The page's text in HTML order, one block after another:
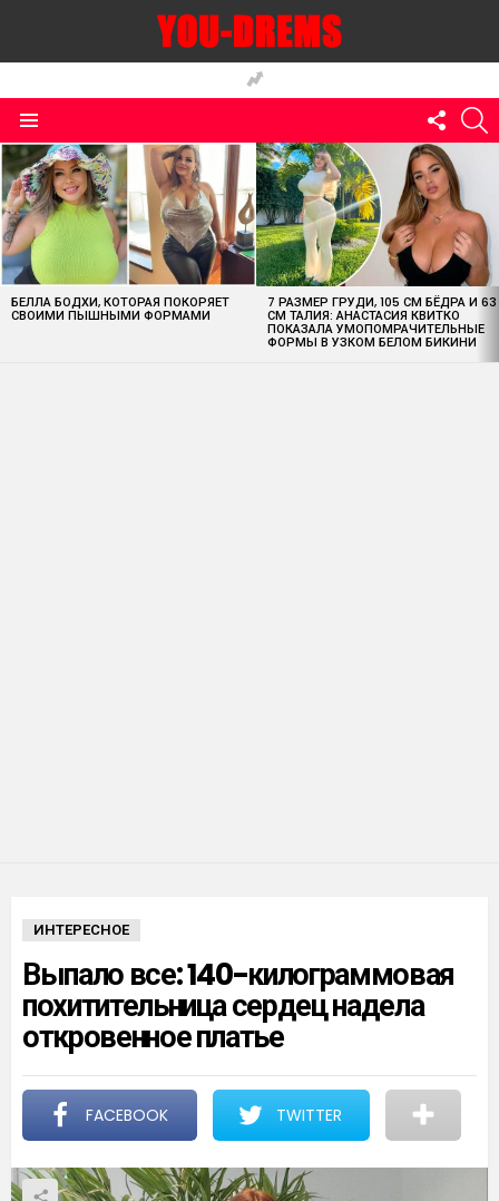
US
MOST
VIEWED
STORIES
БЕЛЛА БОДХИ, КОТОРАЯ ПОКОРЯЕТ
СВОИМИ ПЫШНЫМИ ФОРМАМИ
7 РАЗМЕР ГРУДИ, 105 СМ БЁДРА И 63
СМ ТАЛИЯ: АНАСТАСИЯ КВИТКО
ПОКАЗАЛА УМОПОМРАЧИТЕЛЬНЫЕ
ФОРМЫ В УЗКОМ БЕЛОМ БИКИНИ
ИНТЕРЕСНОЕ
Выпало все: 140-килограммовая
похитительница сердец надела
откровенное платье
FACEBOOK TWITTER